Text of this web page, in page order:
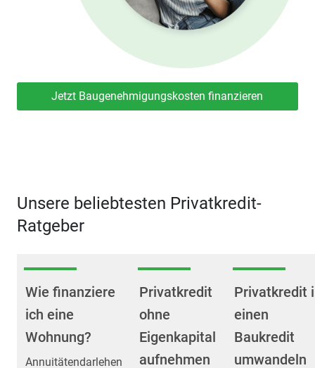
Jetzt Baugenehmigungskosten finanzieren
Unsere beliebtesten Privatkredit-
Ratgeber
Wie finanziere
ich eine
Wohnung?
Annuitätendarlehen
Privatkredit
ohne
Eigenkapital
aufnehmen
Privatkredit
einen
Baukredit
umwandeln